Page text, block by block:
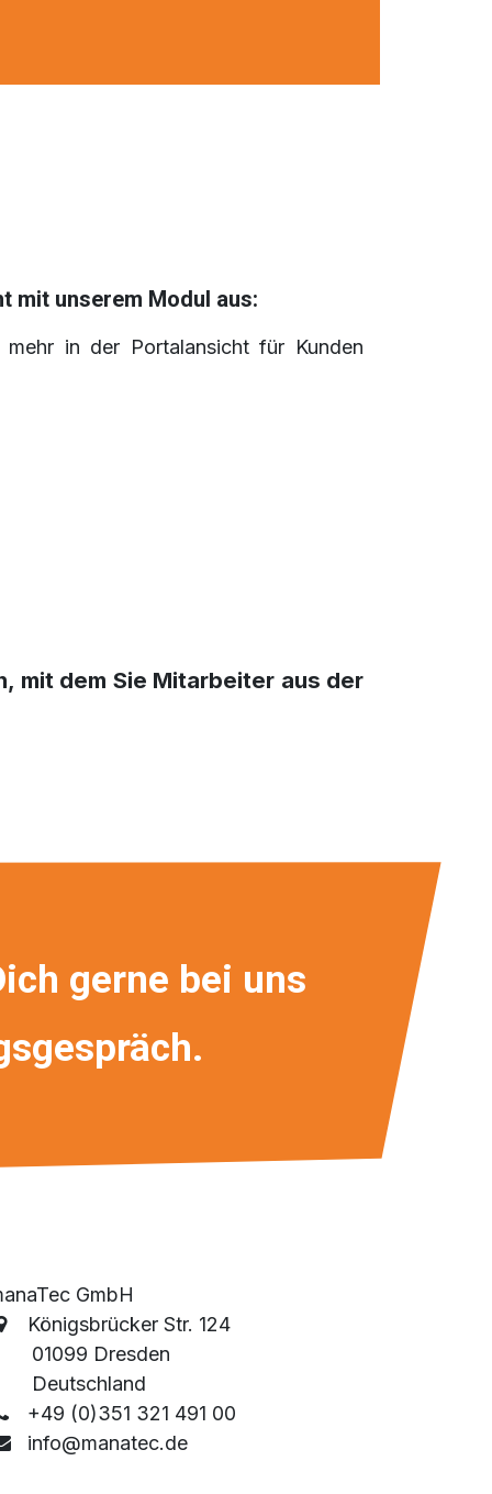
mit unserem Modul aus:
in der Portalansicht für Kunden
mit dem Sie Mitarbeiter aus der
gerne bei uns
GmbH
Königsbrücker Str. 124
Dresden
+49 (0)351 321 491 00
info@manatec.de